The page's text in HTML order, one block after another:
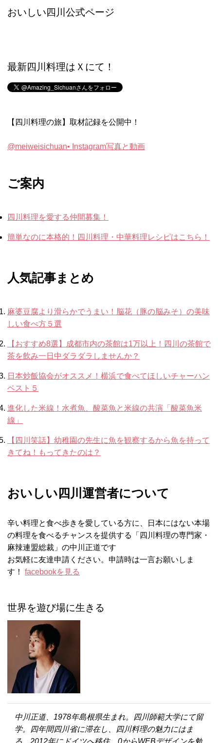
おいしい四川公式ページ
最新四川料理はＸにて！
【四川料理の旅】取材記録を公開中！
@meiweisichuan• Instagram写真と動画
ご案内
四川料理を愛する仲間募集！
簡単なのに本格的！四川料理・中華料理レシピはこちら！
人気記事まとめ
麻婆豆腐より滑らかでうまい！脳花（豚の脳みそ）の美味
しい食べ方５選
【おすすめ8選】成都市内の茶館は1万以上！四川の茶館で
茶を飲み一日中ダラダラしませんか？
日本炒飯協会がオススメ！横浜で食べてほしいチャーハン
ベスト５
進化した米線！水煮魚、酸菜魚と米線の共演「酸菜魚米
線」
【四川笑話】幼稚園の先生に魚を観察するから魚を持って
きてね！もってきたのは？
おいしい四川運営者について
辛い料理と食べ歩きを愛している方に、日本にはない本場
の料理を食べるチャンスを提供する「四川料理の専門家・
麻辣連盟総裁」の中川正道です
お気軽に友達申請ください。申請時は一言お願いしま
す！ facebookを見る
世界を遊び場に生きる
中川正道、1978年島根県生まれ。四川師範大学にて留
学。四年間四川省に滞在し、四川料理の魅力にはま
る。2012年にドイツへ移住。0からWEBデザインを勉